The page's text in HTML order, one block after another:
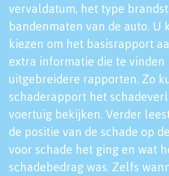
vervaldatum, het type
bandenmaten van de auto. U
kiezen om het basisrapport
extra informatie die te vinden
uitgebreidere rapporten. Zo
schaderapport het
voertuig bekijken. Verder
de positie van de schade op
voor schade het ging en wat
schadebedrag was. Zelfs